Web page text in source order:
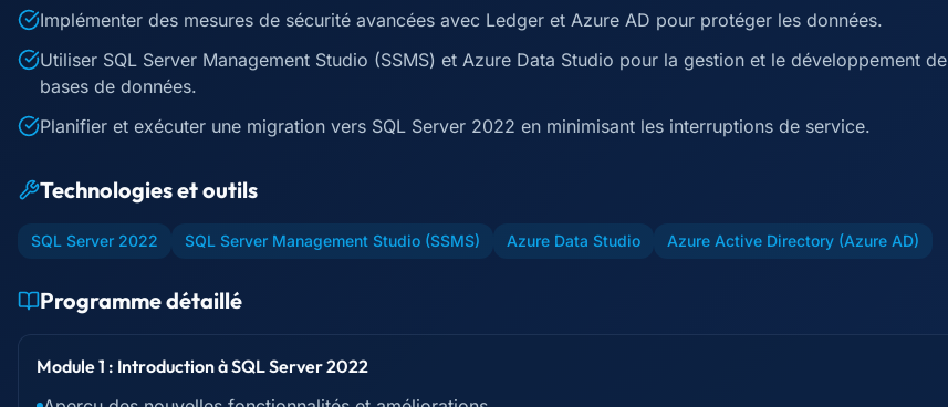
Implémenter des mesures de sécurité avancées avec Ledger et Azure AD pour protéger les données.
Utiliser SQL Server Management Studio (SSMS) et Azure Data Studio pour la gestion et le développement de
bases de données.
Planifier et exécuter une migration vers SQL Server 2022 en minimisant les interruptions de service.
Technologies et outils
SQL Server 2022 SQL Server Management Studio (SSMS) Azure Data Studio Azure Active Directory (Azure AD)
Programme détaillé
Module 1 : Introduction à SQL Server 2022